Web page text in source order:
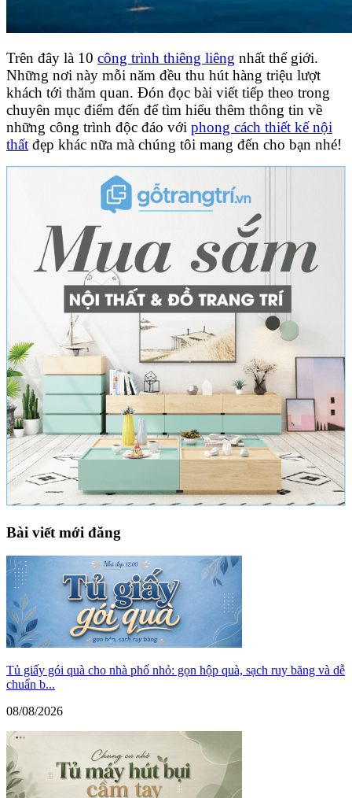
Trên đây là 10 công trình thiêng liêng nhất thế giới.
Những nơi này mỗi năm đều thu hút hàng triệu lượt
khách tới thăm quan. Đón đọc bài viết tiếp theo trong
chuyên mục điểm đến để tìm hiểu thêm thông tin về
những công trình độc đáo với phong cách thiết kế nội
thất đẹp khác nữa mà chúng tôi mang đến cho bạn nhé!
Bài viết mới đăng
Tủ giấy gói quà cho nhà phố nhỏ: gọn hộp quà, sạch ruy băng và dễ
chuẩn b...
08/08/2026